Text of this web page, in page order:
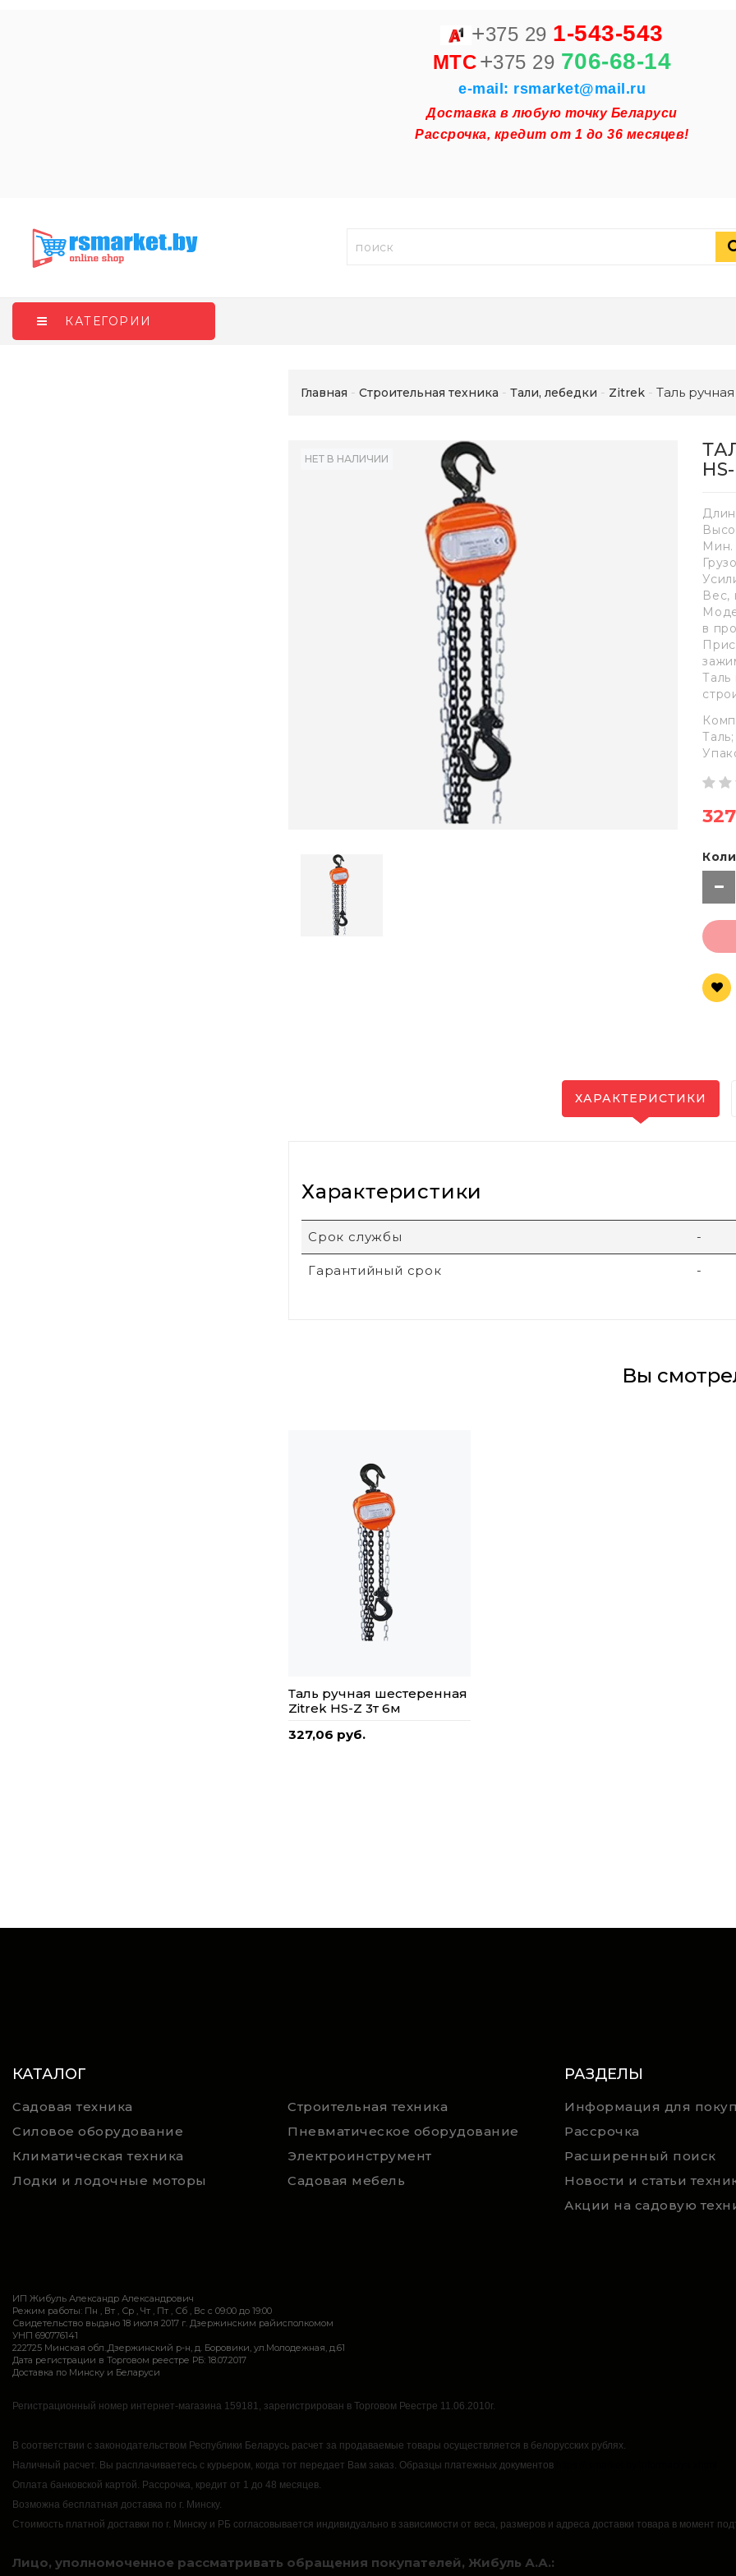
+375 29 1-543-543
MTC+375 29 706-68-14
e-mail: rsmarket@mail.ru
Доставка в любую точку Беларуси
Рассрочка, кредит от 1 до 36 месяцев!
КАТЕГОРИИ
Главная Строительная техника Тали, лебедки Zitrek Таль
НЕТ В НАЛИЧИИ
Мин.
Вес,
в
Таль
Таль;
ХАРАКТЕРИСТИКИ
Характеристики
Срок службы -
Гарантийный срок -
Вы
Таль ручная шестеренная
Zitrek HS-Z 3т 6м
327,06 руб.
КАТАЛОГ
Садовая техника
Строительная техника
Силовое оборудование
Пневматическое оборудование
Климатическая техника
Электроинструмент
Лодки и лодочные моторы
Садовая мебель
РАЗДЕЛЫ
Информация для
Рассрочка
Расширенный поиск
ИП Жибуль Александр Александрович
Режим работы: Пн , Вт , Ср , Чт , Пт , Сб , Вс c 09:00 до 19:00
Свидетельство выдано 18 июля 2017 г. Дзержинским райисполкомом
УНП 690776141
222725 Минская обл.,Дзержинский р-н, д. Боровики, ул.Молодежная, д.61
Дата регистрации в Торговом реестре РБ: 18.07.2017
Доставка по Минску и Беларуси
Регистрационный номер интернет-магазина 159181, зарегистрирован в Торговом Реестре 11.06.2010г.
В соответствии с законодательством Республики Беларусь расчет за продаваемые товары осуществляется в белорусских рублях.
Наличный расчет. Вы расплачиваетесь с курьером, когда тот передает Вам заказ. Образцы платежных документов
Оплата банковской картой. Рассрочка, кредит от 1 до 48 месяцев.
Возможна бесплатная доставка по г. Минску.
Стоимость платной доставки по г. Минску и РБ согласовывается индивидуально в зависимости от веса, размеров и адреса доставки товара в момент
Лицо, уполномоченное рассматривать обращения покупателей, Жибуль А.А.: